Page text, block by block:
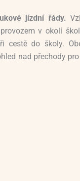
jízdní řády.
v okolí
cestě do školy.
nad přechody